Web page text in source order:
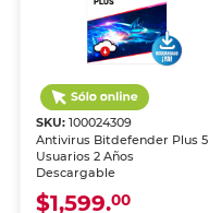
SKU:100024309
Antivirus Bitdefender Plus 5
Usuarios 2 Años
Descargable
$1,599.00